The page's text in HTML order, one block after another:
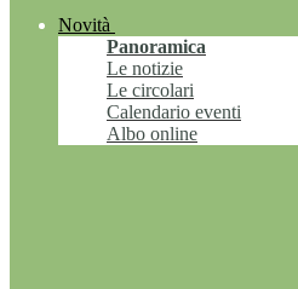
Novità
Panoramica
Le notizie
Le circolari
Calendario eventi
Albo online